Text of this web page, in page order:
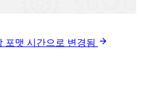
포맷 시간으로 변경됨